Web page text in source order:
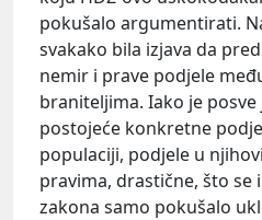
pokušalo argumentirati.
svakako bila izjava da
nemir i prave podjele
braniteljima. Iako je posve
postojeće konkretne
populaciji, podjele u
pravima, drastične, što
zakona samo pokušalo